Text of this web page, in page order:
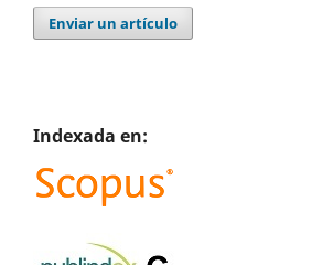
Enviar un artículo
Indexada en: